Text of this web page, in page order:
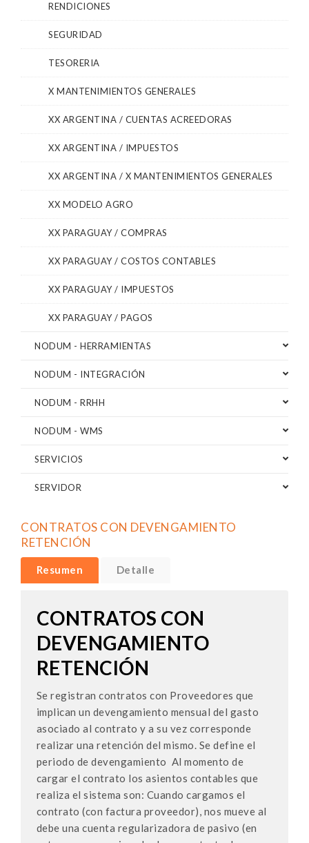
RENDICIONES
SEGURIDAD
TESORERIA
X MANTENIMIENTOS GENERALES
XX ARGENTINA / CUENTAS ACREEDORAS
XX ARGENTINA / IMPUESTOS
XX ARGENTINA / X MANTENIMIENTOS GENERALES
XX MODELO AGRO
XX PARAGUAY / COMPRAS
XX PARAGUAY / COSTOS CONTABLES
XX PARAGUAY / IMPUESTOS
XX PARAGUAY / PAGOS
NODUM - HERRAMIENTAS
NODUM - INTEGRACIÓN
NODUM - RRHH
NODUM - WMS
SERVICIOS
SERVIDOR
CONTRATOS CON DEVENGAMIENTO
RETENCIÓN
Resumen Detalle
CONTRATOS CON
DEVENGAMIENTO
RETENCIÓN
Se registran contratos con Proveedores que
implican un devengamiento mensual del gasto
asociado al contrato y a su vez corresponde
realizar una retención del mismo. Se define el
periodo de devengamiento Al momento de
cargar el contrato los asientos contables que
realiza el sistema son: Cuando cargamos el
contrato (con factura proveedor), nos mueve al
debe una cuenta regularizadora de pasivo (en